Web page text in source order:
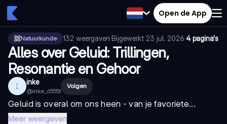
Open de App
Natuurkunde 132 weergaven·Bijgewerkt 23 jul. 2026·4 pagina's
Alles over Geluid: Trillingen,
Resonantie en Gehoor
I inke
@inke_6555t
Volgen
Geluid is overal om ons heen - van je favoriete...
Meer weergeven